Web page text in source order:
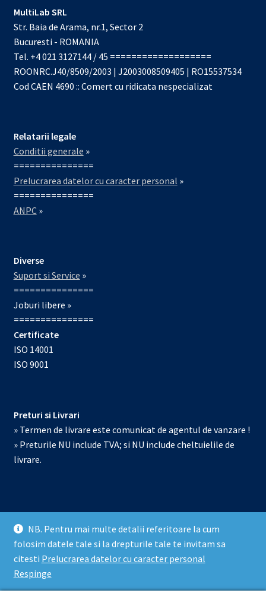
NB. Pentru mai multe detalii referitoare la cum
folosim datele tale si la drepturile tale te invitam sa
citesti Prelucrarea datelor cu caracter personal
Respinge
MultiLab SRL
Str. Baia de Arama, nr.1, Sector 2
Bucuresti - ROMANIA
Tel. +4 021 3127144 / 45 ===================
ROONRC.J40/8509/2003 | J2003008509405 | RO15537534
Cod CAEN 4690 :: Comert cu ridicata nespecializat
Relatarii legale
Conditii generale »
===============
Prelucrarea datelor cu caracter personal »
===============
ANPC»
Diverse
Suport si Service »
===============
Joburi libere »
===============
Certificate
ISO 14001
ISO 9001
Preturi si Livrari
» Termen de livrare este comunicat de agentul de vanzare !
» Preturile NU include TVA; si NU include cheltuielile de
livrare.
© Echipamente de laborator 2026
Prelucrarea datelor cu caracter personal
Construit cu
WooCommerce.